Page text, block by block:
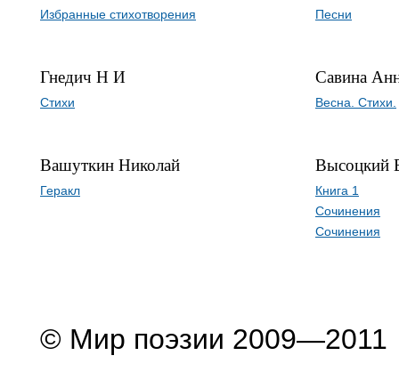
Избранные стихотворения
Гнедич Н И
Стихи
Вашуткин Николай
Геракл
Песни
Савина
Весна. Стихи.
Высоцкий
Книга 1
Сочинения
Сочинения
© Мир поэзии 2009—2011